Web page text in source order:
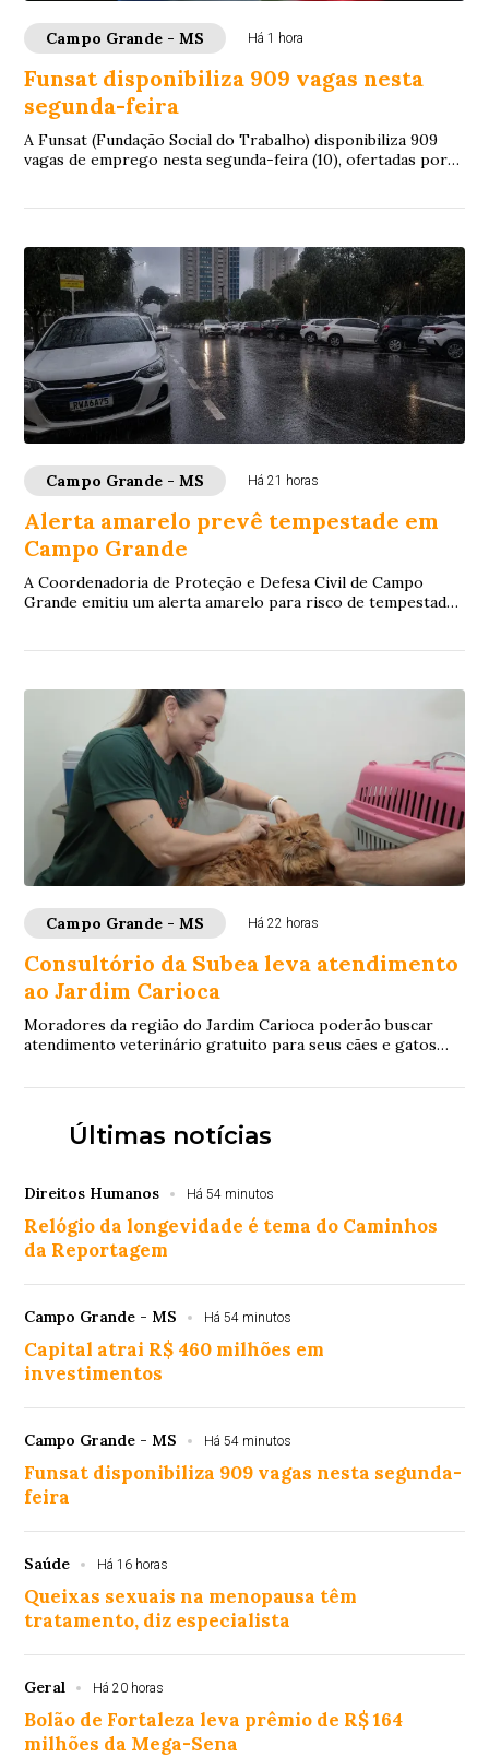
Campo Grande - MS Há 1 hora
Funsat disponibiliza 909 vagas nesta
segunda-feira
A Funsat (Fundação Social do Trabalho) disponibiliza 909
vagas de emprego nesta segunda-feira (10), ofertadas por
Campo Grande - MS Há 21 horas
Alerta amarelo prevê tempestade em
Campo Grande
A Coordenadoria de Proteção e Defesa Civil de Campo
Grande emitiu um alerta amarelo para risco de tempestade
Campo Grande - MS Há 22 horas
Consultório da Subea leva atendimento
ao Jardim Carioca
Moradores da região do Jardim Carioca poderão buscar
atendimento veterinário gratuito para seus cães e gatos
Últimas notícias
Direitos Humanos Há 54 minutos
Relógio da longevidade é tema do Caminhos
da Reportagem
Campo Grande - MS Há 54 minutos
Capital atrai R$ 460 milhões em
investimentos
Campo Grande - MS Há 54 minutos
Funsat disponibiliza 909 vagas nesta segunda-
feira
Saúde Há 16 horas
Queixas sexuais na menopausa têm
tratamento, diz especialista
Geral Há 20 horas
Bolão de Fortaleza leva prêmio de R$ 164
milhões da Mega-Sena